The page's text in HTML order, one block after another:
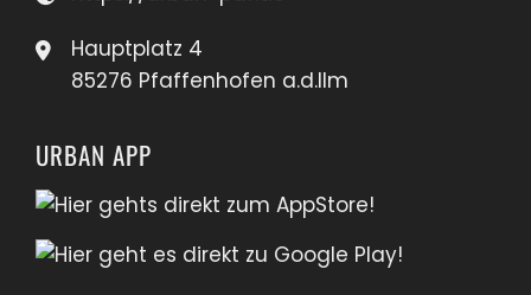
Hauptplatz 4
85276 Pfaffenhofen a.d.Ilm
URBAN APP